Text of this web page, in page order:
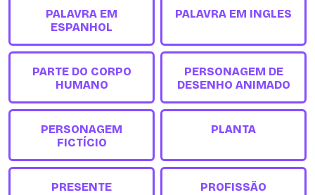
PALAVRA EM
ESPANHOL
PALAVRA EM INGLES
PARTE DO CORPO
HUMANO
PERSONAGEM DE
DESENHO ANIMADO
PERSONAGEM
FICTÍCIO
PLANTA
PRESENTE PROFISSÃO